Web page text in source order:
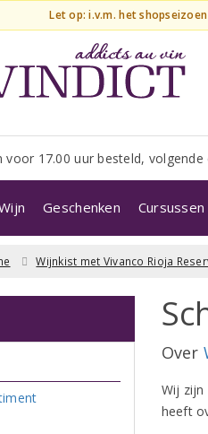
Let op: i.v.m. het
voor 17.00 uur besteld, volgende
Geschenken
Wijnkist met Vivanco Rioja
Over
Wij zijn
heeft